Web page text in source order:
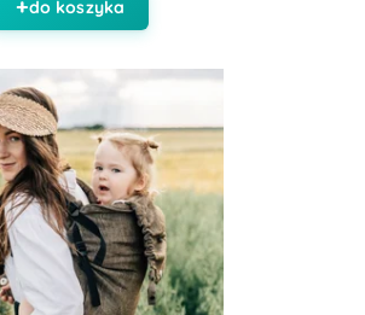
do koszyka